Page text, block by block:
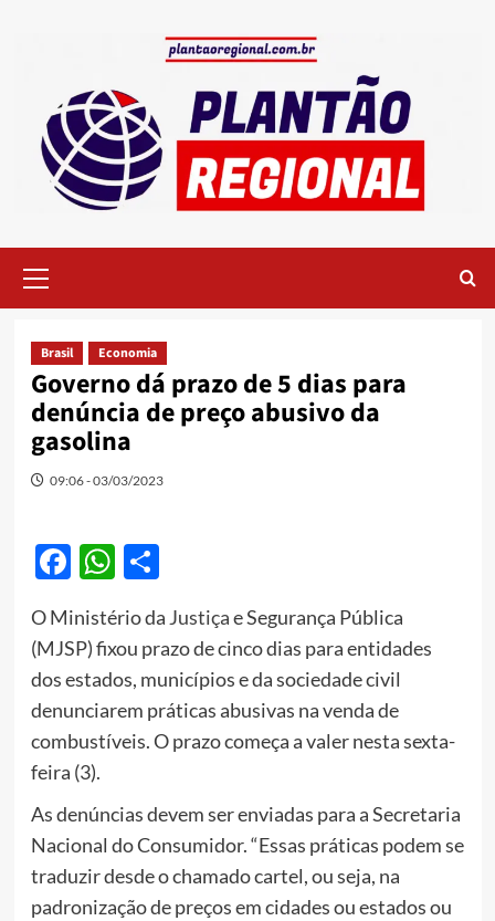
Menu
Brasil Economia
Governo dá prazo de 5 dias para
denúncia de preço abusivo da
gasolina
09:06 - 03/03/2023
Facebook
WhatsApp
Share
O Ministério daJustiçae Segurança Pública
(MJSP) fixou prazo de cinco dias para entidades
dos estados, municípios e da sociedade civil
denunciarem práticas abusivas na venda de
combustíveis. O prazo começa a valer nesta sexta-
feira (3).
As denúncias devem ser enviadas para a Secretaria
Nacional do Consumidor. “Essas práticas podem se
traduzir desde o chamado cartel, ou seja, na
padronização de preços em cidades ou estados ou